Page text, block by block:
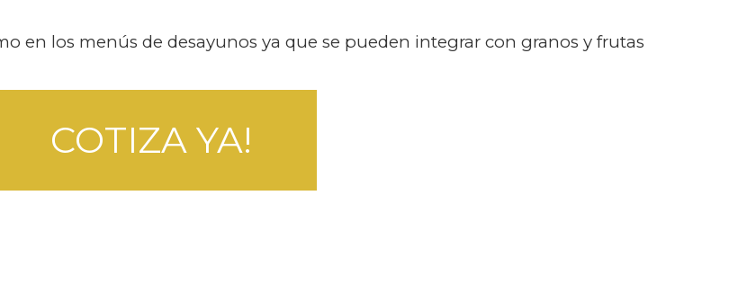
en los menús de desayunos ya que se pueden integrar con granos y frutas
COTIZA YA!